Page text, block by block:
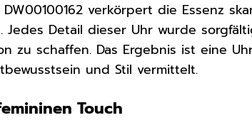
verkörpert die Essenz
Jedes Detail dieser Uhr wurde
zu schaffen. Das Ergebnis ist eine
und Stil vermittelt.
Touch